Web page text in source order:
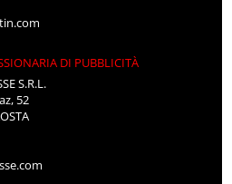
DI PUBBLICITÀ
S.R.L.
52